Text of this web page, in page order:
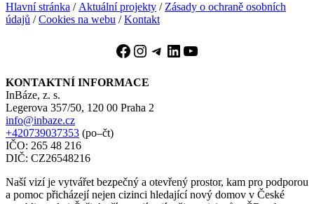
Hlavní stránka / Aktuální projekty / Zásady o ochraně osobních
údajů /Cookies na webu /Kontakt
Facebook
Instagram
Telegram
LinkedIn
YouTube
KONTAKTNÍ INFORMACE
InBáze, z. s.
Legerova 357/50, 120 00 Praha 2
info@inbaze.cz
+420739037353 (po–čt)
IČO: 265 48 216
DIČ: CZ26548216
Naší vizí je vytvářet bezpečný a otevřený prostor, kam pro podporou
a pomoc přicházejí nejen cizinci hledající nový domov v České